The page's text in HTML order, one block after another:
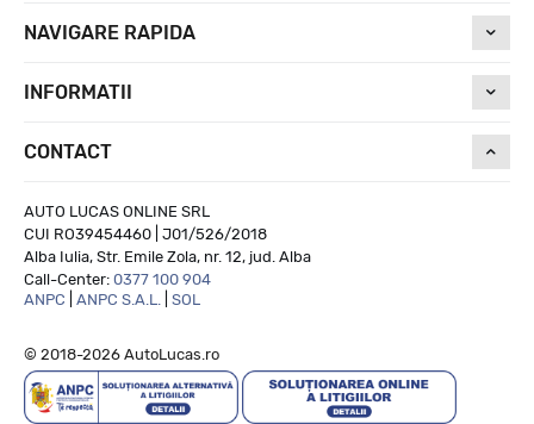
Run On Flat
NU
NAVIGARE RAPIDA
INFORMATII
CONTACT
AUTO LUCAS ONLINE SRL
CUI RO39454460 | J01/526/2018
Alba Iulia, Str. Emile Zola, nr. 12, jud. Alba
Call-Center: 0377 100 904
ANPC
ANPC S.A.L. SOL
© 2018-2026 AutoLucas.ro